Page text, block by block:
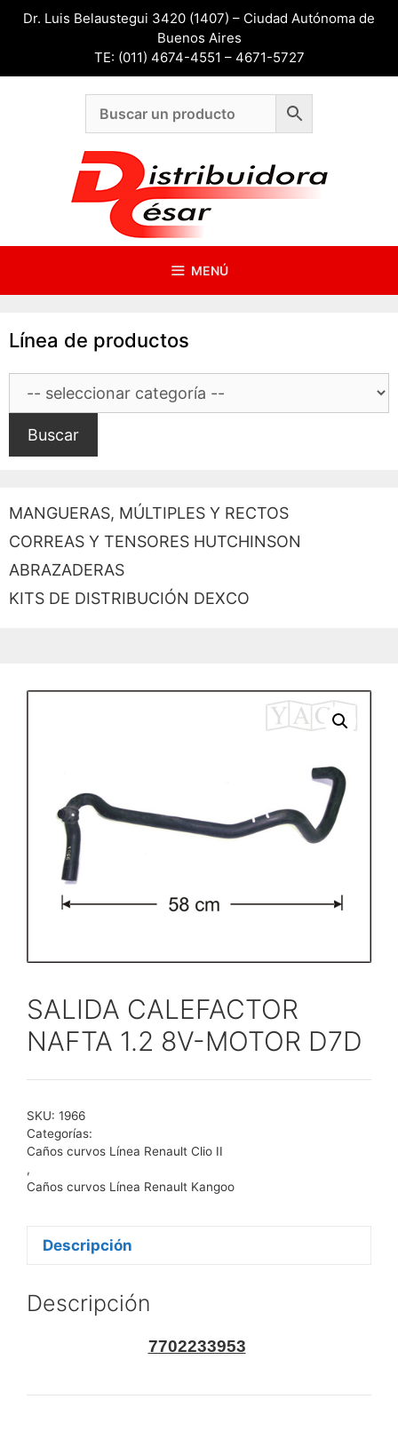
SaltarDr. Luis Belaustegui 3420 (1407) – Ciudad Autónoma de
Buenos Aires
TE: (011) 4674-4551 – 4671-5727
MENÚ
SALIDA CALEFACTOR
NAFTA 1.2 8V-MOTOR D7D
SKU: 1966
Categorías:
Caños curvos Línea Renault Clio II
,
Caños curvos Línea Renault Kangoo
Descripción
Descripción
7702233953
Línea de productos
Buscar
MANGUERAS, MÚLTIPLES Y RECTOS
CORREAS Y TENSORES HUTCHINSON
ABRAZADERAS
KITS DE DISTRIBUCIÓN DEXCO